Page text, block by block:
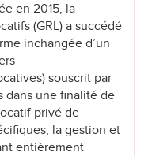
en 2015, la
(GRL) a succédé
inchangée d’un
souscrit par
dans une finalité de
privé de
la gestion et
entièrement